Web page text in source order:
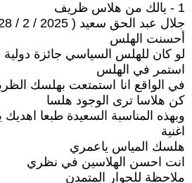
1 - يالك من هلاس ظريف
جلال عبد الحق سعيد ( 2025 / 2 / 28 - 00:08 )
أحسنت الهلس
لو كان للهلس السياسي جائزة دولية
استمر في الهلس
في الواقع انا استمتعت بهلسك
كن هلاسا ترى الوجود هلسا
وبهذه المناسبة السعيدة طبعا اهديك
اغنية
هلسك المياس ياعمري
انت احسن الهلاسين في نظري
ملاحظة للحوار المتمدن